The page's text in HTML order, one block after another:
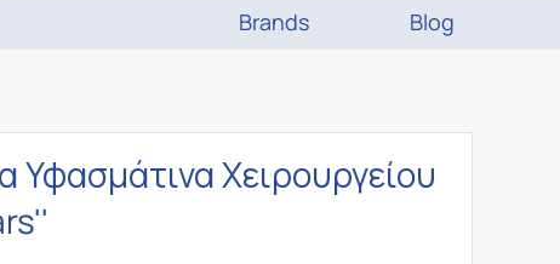
Brands Blog
Υφασμάτινα Χειρουργείου